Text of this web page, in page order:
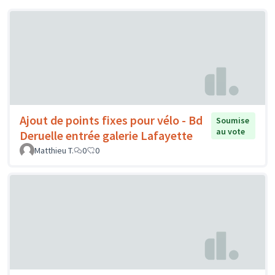
Ajout de points fixes pour vélo - Bd
Deruelle entrée galerie Lafayette
Soumise
au vote
Matthieu T.
0 0